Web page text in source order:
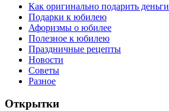
Как оригинально подарить деньги
Подарки к юбилею
Афоризмы о юбилее
Полезное к юбилею
Праздничные рецепты
Новости
Советы
Разное
Открытки